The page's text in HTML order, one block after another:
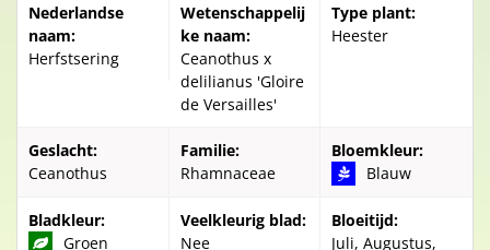
Nederlandse
naam:
Herfstsering
Wetenschappelij
ke naam:
Ceanothus x
delilianus 'Gloire
de Versailles'
Type plant:
Heester
Geslacht:
Ceanothus
Familie:
Rhamnaceae
Bloemkleur:
Blauw
Bladkleur:
Groen
Veelkleurig blad:
Nee
Bloeitijd:
Juli, Augustus,